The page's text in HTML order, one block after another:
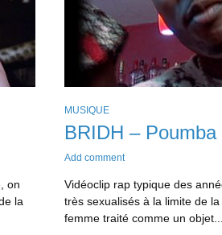
on
la
MUSIQUE
BRIDH – Poumba
Add comment
Vidéoclip rap typique des
très sexualisés à la limite de
femme traité comme un objet...